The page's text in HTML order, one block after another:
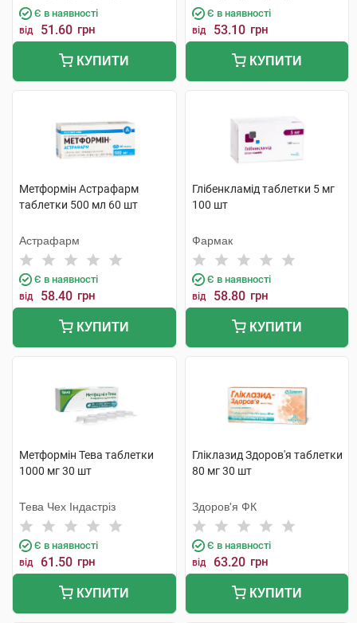
Є в наявності
від 51.60 грн
КУПИТИ
Є в наявності
від 53.10 грн
КУПИТИ
Метформін Астрафарм
таблетки 500 мл 60 шт
Астрафарм
Є в наявності
від 58.40 грн
КУПИТИ
Глібенкламід таблетки 5 мг
100 шт
Фармак
Є в наявності
від 58.80 грн
КУПИТИ
Метформін Тева таблетки
1000 мг 30 шт
Тева Чех Індастріз
Є в наявності
від 61.50 грн
КУПИТИ
Гліклазид Здоров'я таблетки
80 мг 30 шт
Здоров'я ФК
Є в наявності
від 63.20 грн
КУПИТИ